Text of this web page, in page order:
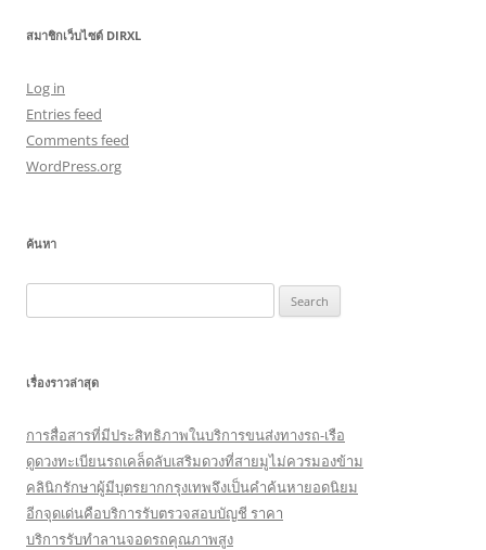
สมาชิกเว็บไซต์ DIRXL
Log in
Entries feed
Comments feed
WordPress.org
ค้นหา
for:
เรื่องราวล่าสุด
การสื่อสารที่มีประสิทธิภาพในบริการขนส่งทางรถ-เรือ
ดูดวงทะเบียนรถเคล็ดลับเสริมดวงที่สายมูไม่ควรมองข้าม
คลินิกรักษาผู้มีบุตรยากกรุงเทพจึงเป็นคำค้นหายอดนิยม
อีกจุดเด่นคือบริการรับตรวจสอบบัญชี ราคา
บริการรับทำลานจอดรถคุณภาพสูง